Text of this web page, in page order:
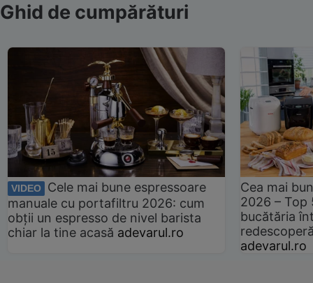
Ghid de cumpărături
VIDEO
Cele mai bune espressoare
manuale cu portafiltru 2026: cum
obții un espresso de nivel barista
chiar la tine acasă adevarul.ro
Cea mai
2026 –
bucătăria
adevarul.ro